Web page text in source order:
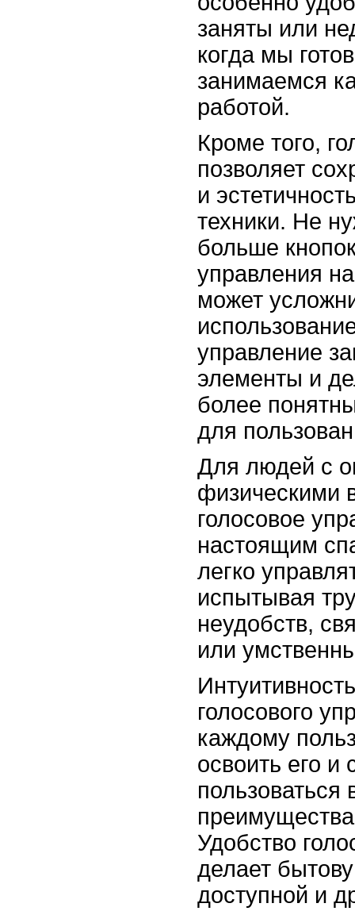
заняты или
когда мы
занимаемся
работой.
Кроме того,
позволяет
и
техники. Не
больше
управления
может
управление
элементы и
более
для
Для людей с
физическими
голосовое
настоящим
легко
испытывая
неудобств,
или
голосового
каждому
освоить его и
пользоваться
Удобство
делает
доступной и